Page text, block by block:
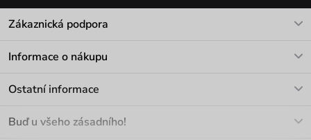
Zákaznická podpora
Informace o nákupu
Materiály a údržba
Ostatní informace
Buď u všeho zásadního!